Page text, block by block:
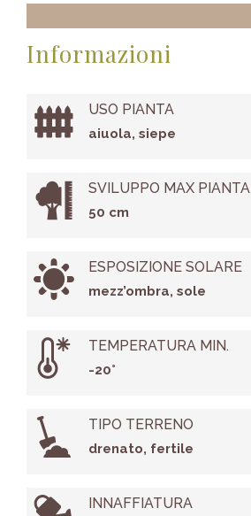
Informazioni
USO PIANTA
aiuola, siepe
SVILUPPO MAX PIANTA
50 cm
ESPOSIZIONE SOLARE
mezz’ombra, sole
TEMPERATURA MIN.
-20°
TIPO TERRENO
drenato, fertile
INNAFFIATURA